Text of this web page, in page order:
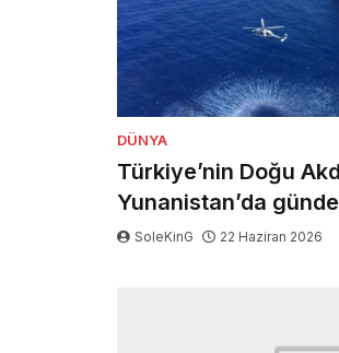
DÜNYA
Türkiye’nin Doğu
Yunanistan’da
SoleKinG 22 Haziran 2026